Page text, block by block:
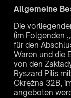
Allgemeine
Die
(im Folgenden
für den
Waren und die
von den
Ryszard Pilis
Okrężna 32B,
angeboten